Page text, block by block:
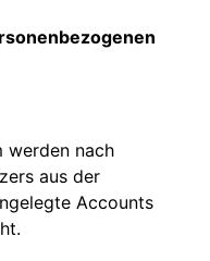
werden nach
aus der
Accounts